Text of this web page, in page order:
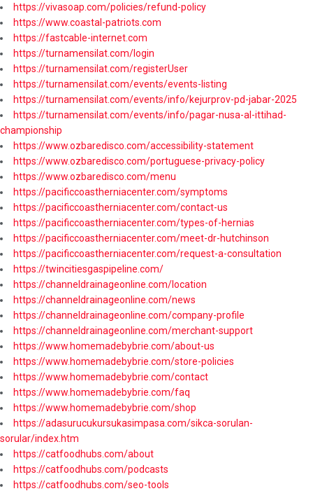
https://vivasoap.com/policies/refund-policy
https://www.coastal-patriots.com
https://fastcable-internet.com
https://turnamensilat.com/login
https://turnamensilat.com/registerUser
https://turnamensilat.com/events/events-listing
https://turnamensilat.com/events/info/kejurprov-pd-jabar-2025
https://turnamensilat.com/events/info/pagar-nusa-al-ittihad-
championship
https://www.ozbaredisco.com/accessibility-statement
https://www.ozbaredisco.com/portuguese-privacy-policy
https://www.ozbaredisco.com/menu
https://pacificcoastherniacenter.com/symptoms
https://pacificcoastherniacenter.com/contact-us
https://pacificcoastherniacenter.com/types-of-hernias
https://pacificcoastherniacenter.com/meet-dr-hutchinson
https://pacificcoastherniacenter.com/request-a-consultation
https://twincitiesgaspipeline.com/
https://channeldrainageonline.com/location
https://channeldrainageonline.com/news
https://channeldrainageonline.com/company-profile
https://channeldrainageonline.com/merchant-support
https://www.homemadebybrie.com/about-us
https://www.homemadebybrie.com/store-policies
https://www.homemadebybrie.com/contact
https://www.homemadebybrie.com/faq
https://www.homemadebybrie.com/shop
https://adasurucukursukasimpasa.com/sikca-sorulan-
sorular/index.htm
https://catfoodhubs.com/about
https://catfoodhubs.com/podcasts
https://catfoodhubs.com/seo-tools